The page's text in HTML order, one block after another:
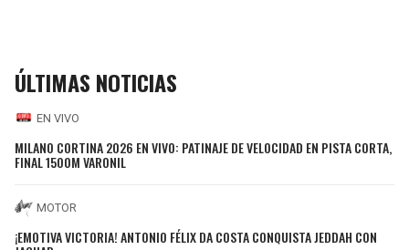
ÚLTIMAS NOTICIAS
EN VIVO
MILANO CORTINA 2026 EN VIVO: PATINAJE DE VELOCIDAD EN PISTA CORTA,
FINAL 1500M VARONIL
MOTOR
¡EMOTIVA VICTORIA! ANTONIO FÉLIX DA COSTA CONQUISTA JEDDAH CON